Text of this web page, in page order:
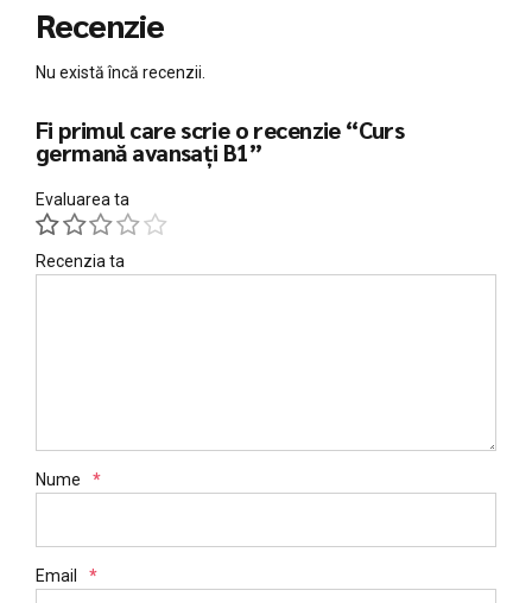
Recenzie
Nu există încă recenzii.
Fi primul care scrie o recenzie “Curs
germană avansați B1”
Evaluarea ta
Recenzia ta
Nume *
Email *